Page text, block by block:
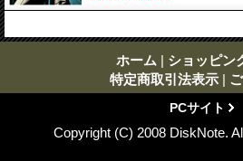
ホーム | ショッピン
特定商取引法表示 |
PCサイト
Copyright (C) 2008 DiskNote.